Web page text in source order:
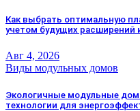
Как выбрать оптимальную
учетом будущих расширений
Авг 4, 2026
Виды модульных домов
Экологичные модульные
технологии для